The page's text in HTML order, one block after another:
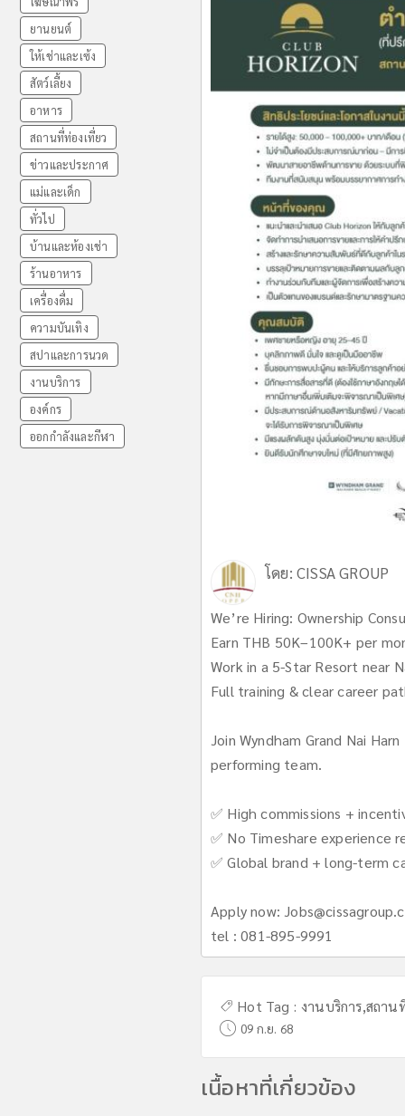
ยานยนต์
ให้เช่าและเซ้ง
สัตว์เลี้ยง
อาหาร
สถานที่ท่องเที่ยว
ข่าวและประกาศ
แม่และเด็ก
ทั่วไป
บ้านและห้องเช่า
ร้านอาหาร
เครื่องดื่ม
ความบันเทิง
สปาและการนวด
งานบริการ
องค์กร
ออกกำลังและกีฬา
โดย: CISSA GROUP
We’re Hiring: Ownership
Earn THB 50K–100K+ per
Work in a 5-Star Resort near
Full training & clear career
Join Wyndham Grand Nai
performing team.
✅ High commissions +
✅ No Timeshare experience
✅ Global brand + long-term
Apply now:
tel : 081-895-9991
Hot Tag : งานบริการ,สถาน
09 ก.ย. 68
เนื้อหาที่เกี่ยวข้อง